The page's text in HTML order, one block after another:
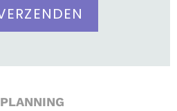
CATEGORIEËN
PLANNING